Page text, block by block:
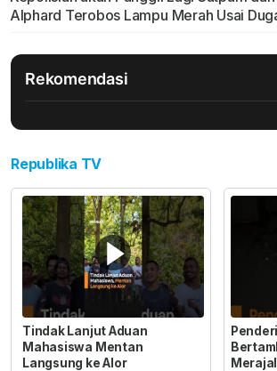
Alphard Terobos Lampu Merah Usai
Rekomendasi
Republika TV
Tindak Lanjut Aduan
Mahasiswa Mentan
Langsung ke Alor